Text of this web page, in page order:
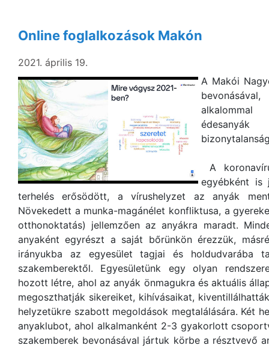
Online foglalkozások Makón
2021. április 19.
A Makói
A
egyébként is
terhelés erősödött, a vírushelyzet az anyák
Növekedett a munka-magánélet konfliktusa, a
otthonoktatás) jellemzően az anyákra maradt.
anyaként egyrészt a saját bőrünkön érezzük,
irányukba az egyesület tagjai és holdudvarába
szakemberektől. Egyesületünk egy olyan
hozott létre, ahol az anyák önmagukra és aktuális
megoszthatják sikereiket, kihívásaikat,
helyzetükre szabott megoldások megtalálására. Két
anyaklubot, ahol alkalmanként 2-3 gyakorlott
szakemberek bevonásával jártuk körbe a résztvevő